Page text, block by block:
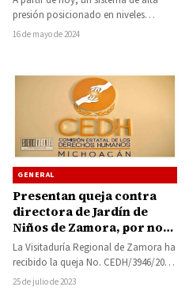
México
presión posicionado en niveles
medios de la atmósfera en el…
16 de mayo de 2024
GENERAL
Presentan queja contra
directora de Jardín de
Niños de Zamora, por no
permitir a un alumno con
discapacidad participar en
el acto de clausura del
ciclo escolar
La Visitaduría Regional de Zamora ha
recibido la queja No. CEDH/3946/2023-
Q, en la cual se acusa a la…
25 de julio de 2023